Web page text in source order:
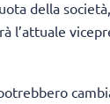
della
l’attuale